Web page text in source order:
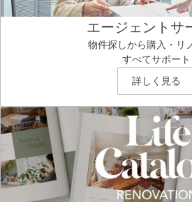
エージェントサ
物件探しから購入・リ
すべてサポート
詳しく見る